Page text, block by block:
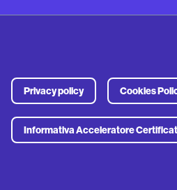
Privacy policy Cookies
Informativa Acceleratore